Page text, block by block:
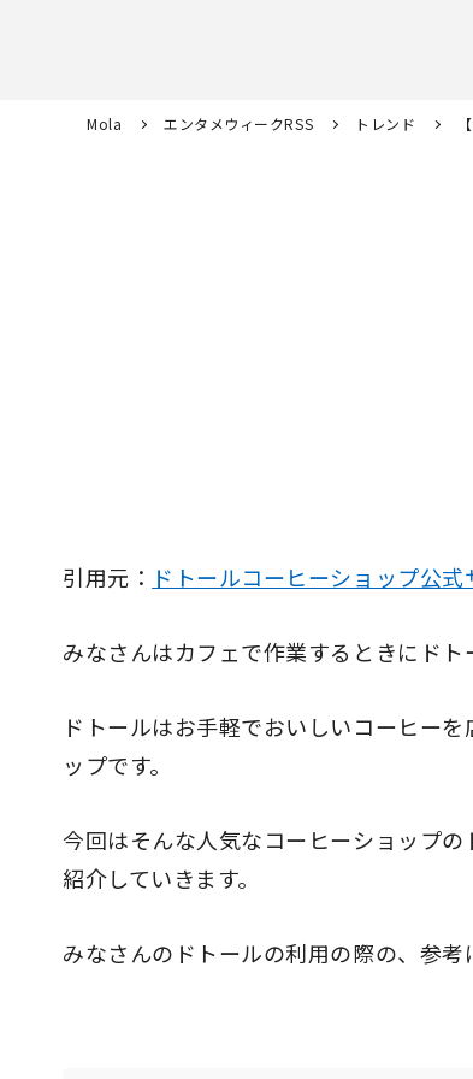
Mola エンタメウィークRSS トレンド
引用元： ドトールコーヒーショップ公式
みなさんはカフェで作業するときにド
ドトールはお手軽でおいしいコーヒー
ップです。
今回はそんな人気なコーヒーショップ
紹介していきます。
みなさんのドトールの利用の際の、参考